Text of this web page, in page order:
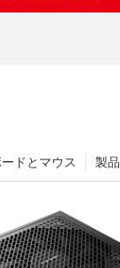
製品
ドとマウス